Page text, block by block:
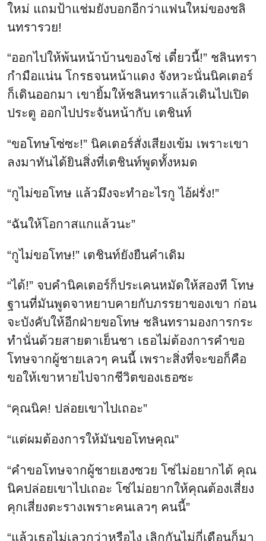
ใหม่ แถมป้าแช่มยังบอกอีกว่าแฟนใหม่ของชลิ
นทรารวย!
“ออกไปให้พ้นหน้าบ้านของโซ่ เดี๋ยวนี้!” ชลินทรา
กำมือแน่น โกรธจนหน้าแดง จังหวะนั่นนิคเตอร์
ก็เดินออกมา เขายิ้มให้ชลินทราแล้วเดินไปเปิด
ประตู ออกไปประจันหน้ากับ เตชินท์
“ขอโทษโซ่ซะ!” นิคเตอร์สั่งเสียงเข้ม เพราะเขา
ลงมาทันได้ยินสิ่งที่เตชินท์พูดทั้งหมด
“กูไม่ขอโทษ แล้วมึงจะทำอะไรกู ไอ้ฝรั่ง!”
“ฉันให้โอกาสแกแล้วนะ”
“กูไม่ขอโทษ!” เตชินท์ยังยืนคำเดิม
“ได้!” จบคำนิคเตอร์ก็ประเคนหมัดให้สองที โทษ
ฐานที่มันพูดจาหยาบคายกับภรรยาของเขา ก่อน
จะบังคับให้อีกฝ่ายขอโทษ ชลินทรามองการกระ
ทำนั่นด้วยสายตาเย็นชา เธอไม่ต้องการคำขอ
โทษจากผู้ชายเลวๆ คนนี้ เพราะสิ่งที่จะขอก็คือ
ขอให้เขาหายไปจากชีวิตของเธอซะ
“คุณนิค! ปล่อยเขาไปเถอะ”
“แต่ผมต้องการให้มันขอโทษคุณ”
“คำขอโทษจากผู้ชายเฮงซวย โซ่ไม่อยากได้ คุณ
นิคปล่อยเขาไปเถอะ โซ่ไม่อยากให้คุณต้องเสี่ยง
คุกเสี่ยงตะรางเพราะคนเลวๆ คนนี้”